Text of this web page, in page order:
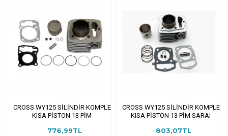
CROSS WY125 SİLİNDİR KOMPLE
KISA PİSTON 13 PİM
776,99TL
CROSS WY125 SİLİNDİR KOMPLE
KISA PİSTON 13 PİM SARAI
803,07TL